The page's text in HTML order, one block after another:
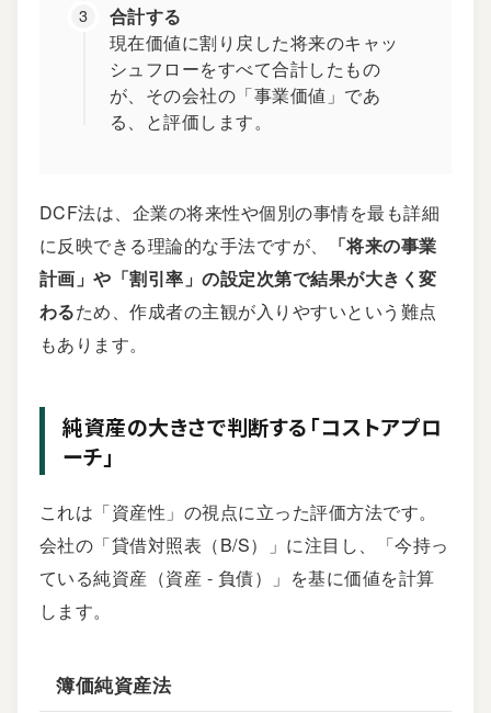
合計する
現在価値に割り戻した将来のキャッ
シュフローをすべて合計したもの
が、その会社の「事業価値」であ
る、と評価します。
DCF法は、企業の将来性や個別の事情を最も詳細
に反映できる理論的な手法ですが、
「将来の事業
計画」や「割引率」の設定次第で結果が大きく変
わるため、作成者の主観が入りやすいという難点
もあります。
純資産の大きさで判断する「コストアプロ
ーチ」
これは「資産性」の視点に立った評価方法です。
会社の「貸借対照表（B/S）」に注目し、「今持っ
ている純資産（資産 - 負債）」を基に価値を計算
します。
簿価純資産法